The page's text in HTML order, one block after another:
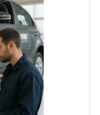
Par
Rapport
Au
Diesel